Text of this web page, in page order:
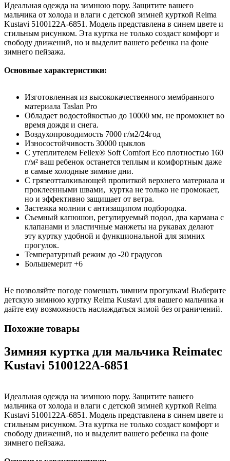
Идеальная одежда на зимнюю пору. Защитите вашего
мальчика от холода и влаги с детской зимней курткой Reima
Kustavi 5100122A-6851. Модель представлена в синем цвете и
стильным рисунком. Эта куртка не только создаст комфорт и
свободу движений, но и выделит вашего ребенка на фоне
зимнего пейзажа.
Основные характеристики:
Изготовленная из высококачественного мембранного
материала Taslan Pro
Обладает водостойкостью до 10000 мм, не промокнет во
время дождя и снега.
Воздухопроводимость 7000 г/м2/24год
Износостойчивость 30000 цыклов
С утеплителем Fellex® Soft Comfort Eco плотностью 160
г/м² ваш ребенок останется теплым и комфортным даже
в самые холодные зимние дни.
С грязеотталкивающей пропиткой верхнего материала и
проклеенными швами, куртка не только не промокает,
но и эффективно защищает от ветра.
Застежка молнии с антизащипом подбородка.
Съемный капюшон, регулируемый подол, два кармана с
клапанами и эластичные манжеты на рукавах делают
эту куртку удобной и функциональной для зимних
прогулок.
Температурный режим до -20 градусов
Большемерит +6
Не позволяйте погоде помешать зимним прогулкам! Выберите
детскую зимнюю куртку Reima Kustavi для вашего мальчика и
дайте ему возможность наслаждаться зимой без ограничений.
Похожие товары
Зимняя куртка для мальчика Reimatec
Kustavi 5100122A-6851
Идеальная одежда на зимнюю пору. Защитите вашего
мальчика от холода и влаги с детской зимней курткой Reima
Kustavi 5100122A-6851. Модель представлена в синем цвете и
стильным рисунком. Эта куртка не только создаст комфорт и
свободу движений, но и выделит вашего ребенка на фоне
зимнего пейзажа.